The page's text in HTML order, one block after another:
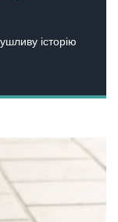
історію